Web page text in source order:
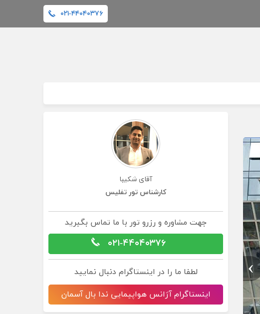
۰۲۱-۴۴۰۴۰۳۷۶
آقای شکیبا
کارشناس تور تفلیس
جهت مشاوره و رزرو تور با ما تماس بگيريد
۰۲۱-۴۴۰۴۰۳۷۶
لطفا ما را در اینستاگرام دنبال نمایید
اینستاگرام آژانس هواپیمایی ندا بال آسمان